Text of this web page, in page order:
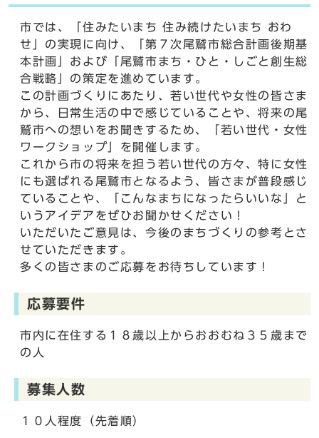
市では、「住みたいまち 住み続けたいまち おわ
せ」の実現に向け、「第７次尾鷲市総合計画後期基
本計画」および「尾鷲市まち・ひと・しごと創生総
合戦略」の策定を進めています。
この計画づくりにあたり、若い世代や女性の皆さま
から、日常生活の中で感じていることや、将来の尾
鷲市への想いをお聞きするため、「若い世代・女性
ワークショップ」を開催します。
これから市の将来を担う若い世代の方々、特に女性
にも選ばれる尾鷲市となるよう、皆さまが普段感じ
ていることや、「こんなまちになったらいいな」と
いうアイデアをぜひお聞かせください！
いただいたご意見は、今後のまちづくりの参考とさ
せていただきます。
多くの皆さまのご応募をお待ちしています！
応募要件
市内に在住する１８歳以上からおおむね３５歳まで
の人
募集人数
１０人程度（先着順）